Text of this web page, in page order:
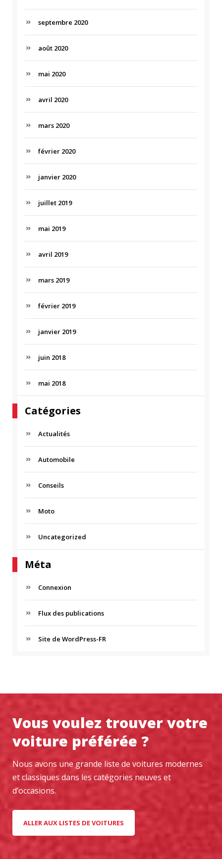
septembre 2020
août 2020
mai 2020
avril 2020
mars 2020
février 2020
janvier 2020
juillet 2019
mai 2019
avril 2019
mars 2019
février 2019
janvier 2019
juin 2018
mai 2018
Catégories
Actualités
Automobile
Conseils
Moto
Uncategorized
Méta
Connexion
Flux des publications
Site de WordPress-FR
Vous voulez trouver votre
voiture préférée ?
Nous avons une grande liste de voitures modernes
et classiques dans les catégories neuves et
d’occasions.
ALLER AUX LISTES DE VOITURES